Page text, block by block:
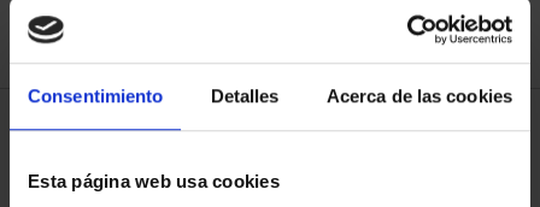
Consentimiento Detalles Acerca de las cookies
Esta página web usa cookies
1 Productos encontrados